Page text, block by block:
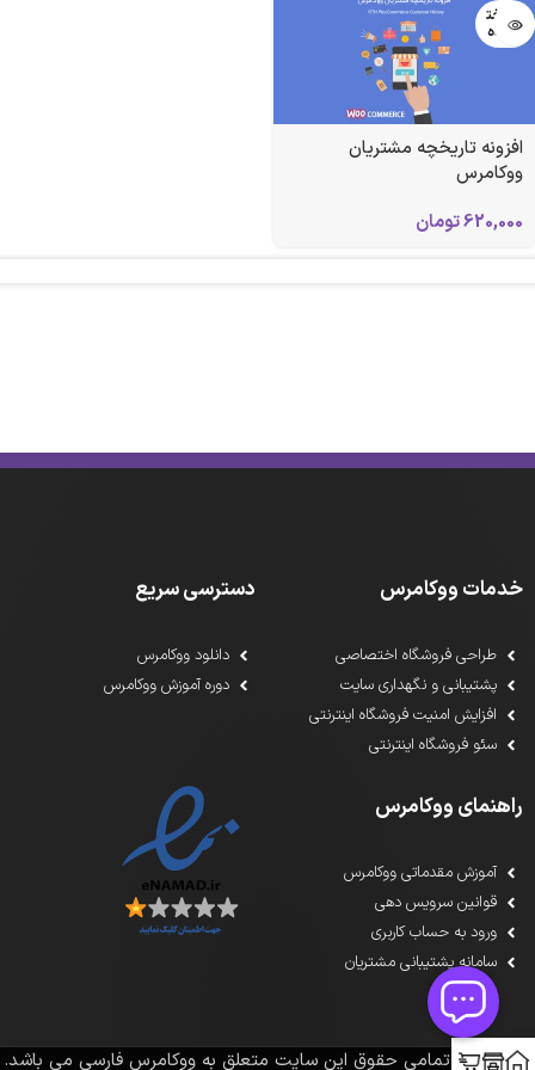
فروخت
ه شده
افزونه تاریخچه مشتریان
ووکامرس
620,000تومان
خدمات ووکامرس
طراحی فروشگاه اختصاصی
پشتیبانی و نگهداری سایت
افزایش امنیت فروشگاه اینترنتی
سئو فروشگاه اینترنتی
دسترسی سریع
دانلود ووکامرس
دوره آموزش ووکامرس
راهنمای ووکامرس
آموزش مقدماتی ووکامرس
قوانین سرویس دهی
ورود به حساب کاربری
سامانه پشتیبانی مشتریان
1391-1405تمامی حقوق این سایت متعلق به ووکامرس فارسی می باشد.